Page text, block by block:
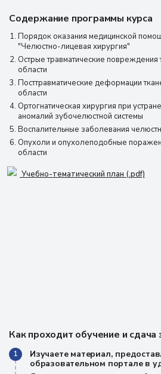
Содержание программы курса
Порядок оказания медицинской
"Челюстно-лицевая хирургия"
Острые травматические
области
Посттравматические деформации
области
Ортогнатическая хирургия при
аномалий зубочелюстной системы
Воспалительные заболевания
Опухоли и опухолеподобные
области
Учебно-тематический план (.pdf)
Как проходит обучение и сдача
1
Изучаете материал,
образовательном портале в